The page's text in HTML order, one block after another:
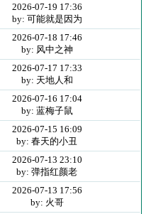
2026-07-19 17:36
by: 可能就是因为
2026-07-18 17:46
by: 风中之神
2026-07-17 17:33
by: 天地人和
2026-07-16 17:04
by: 蓝梅子鼠
2026-07-15 16:09
by: 春天的小丑
2026-07-13 23:10
by: 弹指红颜老
2026-07-13 17:56
by: 火哥